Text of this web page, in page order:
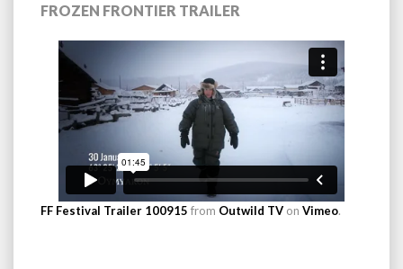
FROZEN FRONTIER TRAILER
FF Festival Trailer 100915 from Outwild TV on Vimeo.